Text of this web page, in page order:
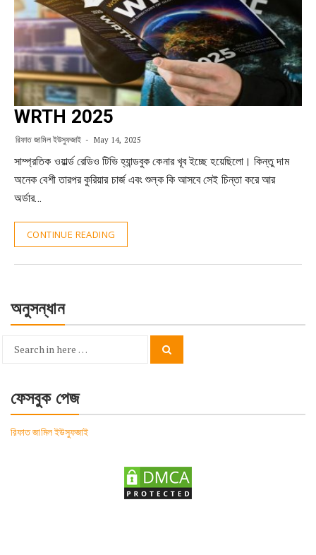
WRTH 2025
রিফাত জামিল ইউসুফজাই May 14, 2025
সাম্প্রতিক ওয়ার্ল্ড রেডিও টিভি হ্যান্ডবুক কেনার খূব ইচ্ছে হয়েছিলো। কিন্তু দাম
অনেক বেশী তারপর কুরিয়ার চার্জ এবং শুল্ক কি আসবে সেই চিন্তা করে আর
অর্ডার…
CONTINUE READING
অনুসন্ধান
Search
ফেসবুক পেজ
রিফাত জামিল ইউসুফজাই